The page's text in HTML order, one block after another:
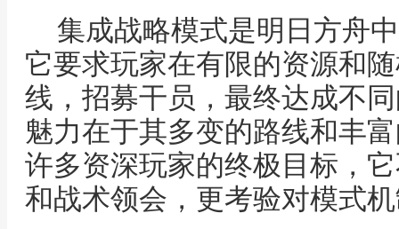
集成战略模式是明日方舟
它要求玩家在有限的资源和
线，招募干员，最终达成不
魅力在于其多变的路线和丰
许多资深玩家的终极目标，
和战术领会，更考验对模式